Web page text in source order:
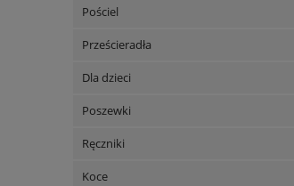
Pościel
Prześcieradła
Dla dzieci
Poszewki
Ręczniki
Koce